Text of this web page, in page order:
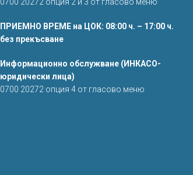
ПРИЕМНО ВРЕМЕ на ЦОК: 08:00 ч. – 17:00 ч.
без прекъсване
Информационно обслужване (ИНКАСО-
юридически лица)
0700 20272 опция 4 от гласово меню